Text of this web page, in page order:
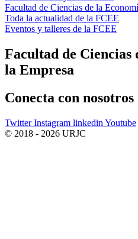
Facultad de Ciencias de la
Toda la actualidad de la FCEE
Eventos y talleres de la FCEE
Facultad de Ciencias
la Empresa
Conecta con nosotros
Twitter Instagram linkedin Youtube
© 2018 - 2026 URJC